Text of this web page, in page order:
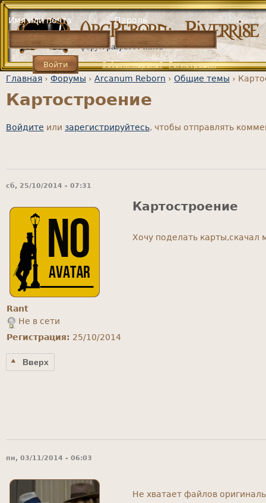
Jump to navigation
Вы здесь
Главная › Форумы › Arcanum Reborn › Общие темы ›
Картостроение
Войдите или зарегистрируйтесь, чтобы отправлять
сб, 25/10/2014 - 07:31
Rant
Не в сети
Регистрация: 25/10/2014
Картостроение
Хочу поделать карты,скачал
Вверх
пн, 03/11/2014 - 06:03
Не хватает файлов
Имя или почта Пароль
Регистрация
Забыли пароль?